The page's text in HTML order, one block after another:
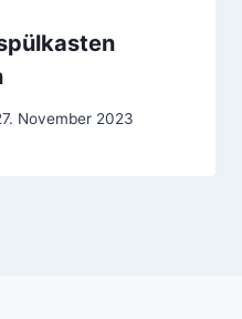
November 2023